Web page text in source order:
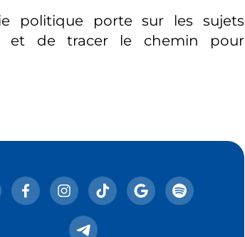
politique porte sur les sujets
et de tracer le chemin pour